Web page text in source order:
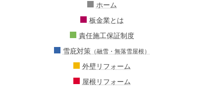
ホーム
板金業とは
責任施工保証制度
雪庇対策（融雪・無落雪屋根）
外壁リフォーム
屋根リフォーム